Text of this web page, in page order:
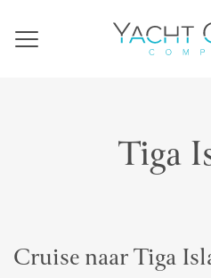
Navigation
Tiga
Cruise naar Tiga